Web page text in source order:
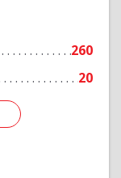
260
20